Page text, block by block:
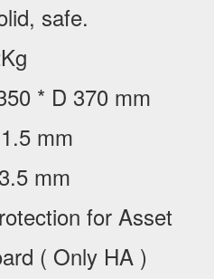
safe.
* D 370 mm
mm
mm
for Asset
( Only HA )